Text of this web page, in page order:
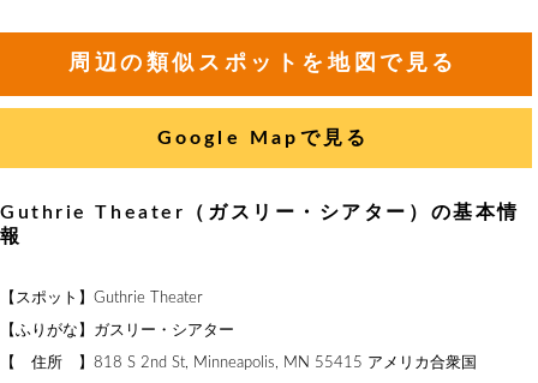
周辺の類似スポットを地図で見る
Google Mapで見る
Guthrie Theater（ガスリー・シアター）の基本情
報
【スポット】Guthrie Theater
【ふりがな】ガスリー・シアター
【 住所 】818 S 2nd St, Minneapolis, MN 55415 アメリカ合衆国